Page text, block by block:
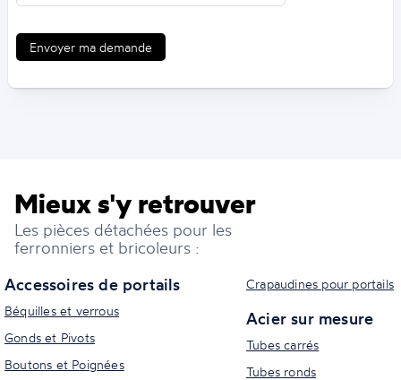
Envoyer ma demande
Mieux s'y retrouver
Les pièces détachées pour les
ferronniers et bricoleurs :
Accessoires de portails
Béquilles et verrous
Gonds et Pivots
Boutons et Poignées
Crapaudines pour portails
Acier sur mesure
Tubes carrés
Tubes ronds